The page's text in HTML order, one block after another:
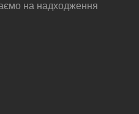
на надходження